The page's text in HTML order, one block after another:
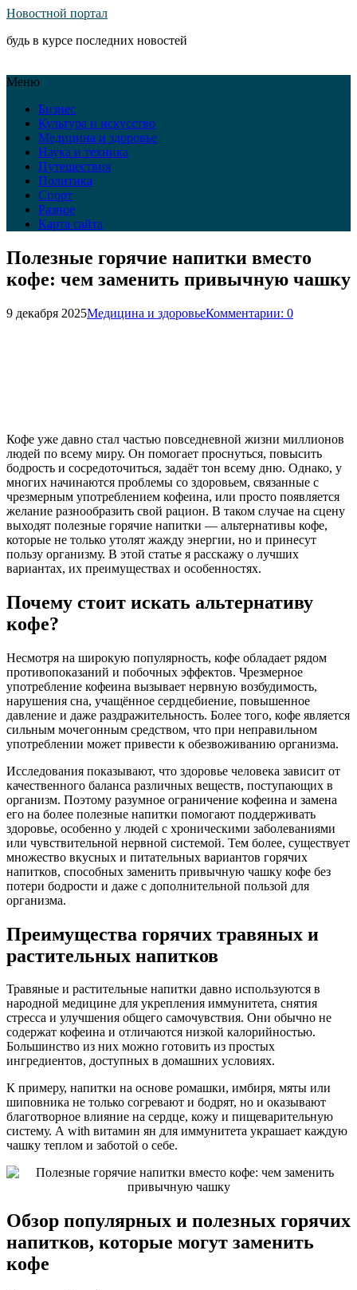
Новостной портал
будь в курсе последних новостей
Меню
Бизнес
Культура и искусство
Медицина и здоровье
Наука и техника
Путешествия
Политика
Спорт
Разное
Карта сайта
Полезные горячие напитки вместо
кофе: чем заменить привычную чашку
9 декабря 2025Медицина и здоровьеКомментарии: 0
Кофе уже давно стал частью повседневной жизни миллионов
людей по всему миру. Он помогает проснуться, повысить
бодрость и сосредоточиться, задаёт тон всему дню. Однако, у
многих начинаются проблемы со здоровьем, связанные с
чрезмерным употреблением кофеина, или просто появляется
желание разнообразить свой рацион. В таком случае на сцену
выходят полезные горячие напитки — альтернативы кофе,
которые не только утолят жажду энергии, но и принесут
пользу организму. В этой статье я расскажу о лучших
вариантах, их преимуществах и особенностях.
Почему стоит искать альтернативу
кофе?
Несмотря на широкую популярность, кофе обладает рядом
противопоказаний и побочных эффектов. Чрезмерное
употребление кофеина вызывает нервную возбудимость,
нарушения сна, учащённое сердцебиение, повышенное
давление и даже раздражительность. Более того, кофе является
сильным мочегонным средством, что при неправильном
употреблении может привести к обезвоживанию организма.
Исследования показывают, что здоровье человека зависит от
качественного баланса различных веществ, поступающих в
организм. Поэтому разумное ограничение кофеина и замена
его на более полезные напитки помогают поддерживать
здоровье, особенно у людей с хроническими заболеваниями
или чувствительной нервной системой. Тем более, существует
множество вкусных и питательных вариантов горячих
напитков, способных заменить привычную чашку кофе без
потери бодрости и даже с дополнительной пользой для
организма.
Преимущества горячих травяных и
растительных напитков
Травяные и растительные напитки давно используются в
народной медицине для укрепления иммунитета, снятия
стресса и улучшения общего самочувствия. Они обычно не
содержат кофеина и отличаются низкой калорийностью.
Большинство из них можно готовить из простых
ингредиентов, доступных в домашних условиях.
К примеру, напитки на основе ромашки, имбиря, мяты или
шиповника не только согревают и бодрят, но и оказывают
благотворное влияние на сердце, кожу и пищеварительную
систему. А with витамин ян для иммунитета украшает каждую
чашку теплом и заботой о себе.
Обзор популярных и полезных горячих
напитков, которые могут заменить
кофе